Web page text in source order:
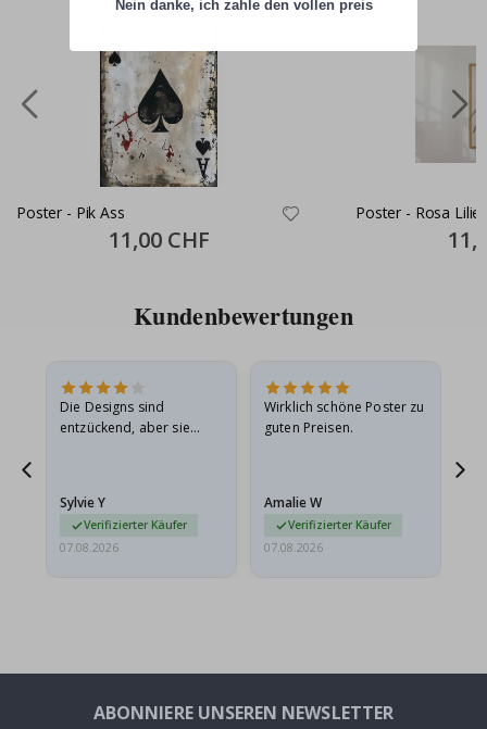
Poster - Pik Ass
Special
Price
11,00 CHF
Poster - Rosa Lilie
Price
Kundenbewertungen
Die Designs sind
entzückend, aber sie
sie…
Sylvie Y
Verifizierter Käufer
07.08.2026
Wirklich schöne Poster zu
guten Preisen.
Amalie W
Verifizierter Käufer
07.08.2026
ABONNIERE UNSEREN NEWSLETTER
Nein danke, ich zahle den vollen preis